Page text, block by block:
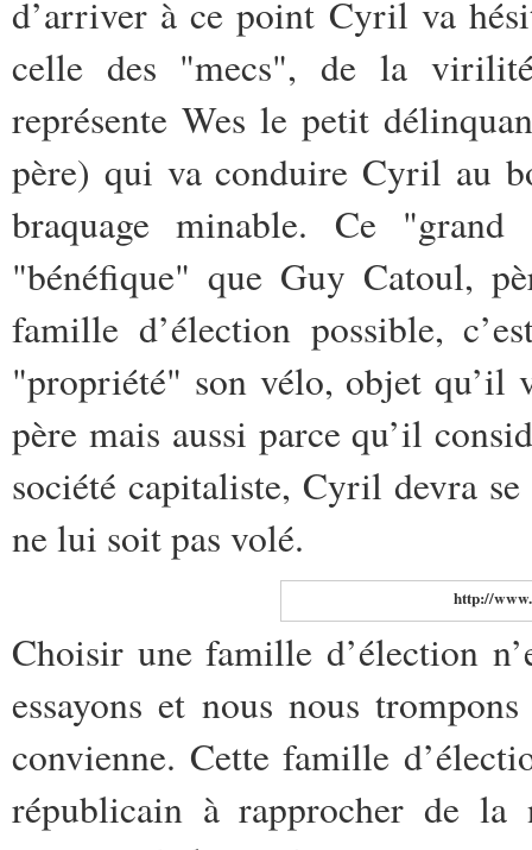
d’arriver à ce point Cyril va
celle des "mecs", de la
représente Wes le petit
père) qui va conduire Cyril au
braquage minable.
Ce "grand
"bénéfique" que Guy Catoul,
famille d’élection possible,
"propriété" son vélo, objet qu’il
père mais aussi parce qu’il
société capitaliste, Cyril devra
ne lui soit pas volé.
http://
Choisir une famille d’élection
essayons et nous nous
convienne. Cette famille
républicain à rapprocher de